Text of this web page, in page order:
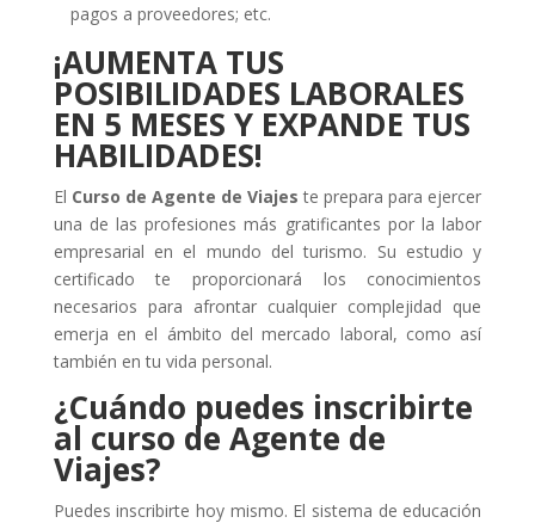
pagos a proveedores; etc.
¡AUMENTA TUS
POSIBILIDADES LABORALES
EN 5 MESES Y EXPANDE TUS
HABILIDADES!
El Curso de Agente de Viajes te prepara para ejercer
una de las profesiones más gratificantes por la labor
empresarial en el mundo del turismo. Su estudio y
certificado te proporcionará los conocimientos
necesarios para afrontar cualquier complejidad que
emerja en el ámbito del mercado laboral, como así
también en tu vida personal.
¿Cuándo puedes inscribirte
al curso de Agente de
Viajes?
Puedes inscribirte hoy mismo. El sistema de educación